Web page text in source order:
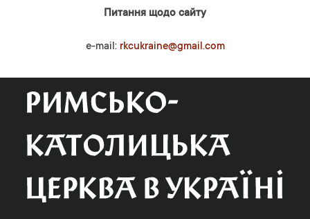
Питання щодо сайту
e-mail: rkcukraine@gmail.com